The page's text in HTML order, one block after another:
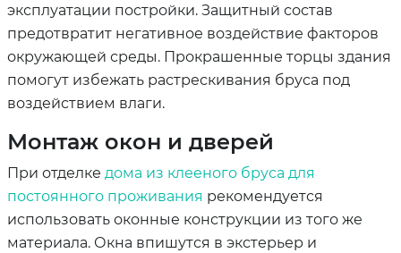
эксплуатации постройки. Защитный состав
предотвратит негативное воздействие факторов
окружающей среды. Прокрашенные торцы здания
помогут избежать растрескивания бруса под
воздействием влаги.
Монтаж окон и дверей
При отделке дома из клееного бруса для
постоянного проживания рекомендуется
использовать оконные конструкции из того же
материала. Окна впишутся в экстерьер и